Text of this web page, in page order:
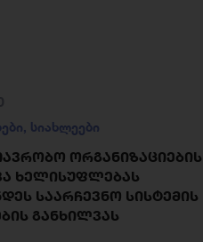
, სიახლეები
ᲝᲠᲒᲐᲜᲘᲖᲐᲪᲘᲔᲑᲘᲡ
ᲮᲔᲚᲘᲡᲣᲤᲚᲔᲑᲐᲡ
ᲡᲐᲐᲠᲩᲔᲕᲜᲝ ᲡᲘᲡᲢᲔᲛᲘᲡ
ᲒᲐᲜᲮᲘᲚᲕᲐᲡ